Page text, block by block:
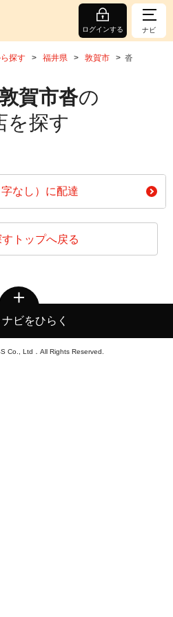
ログインする ナビ
探す 福井県 敦賀市 沓
賀市沓の
を探す
なし）に配達
トップへ戻る
ビをひらく
Co., Ltd．All Rights Reserved.